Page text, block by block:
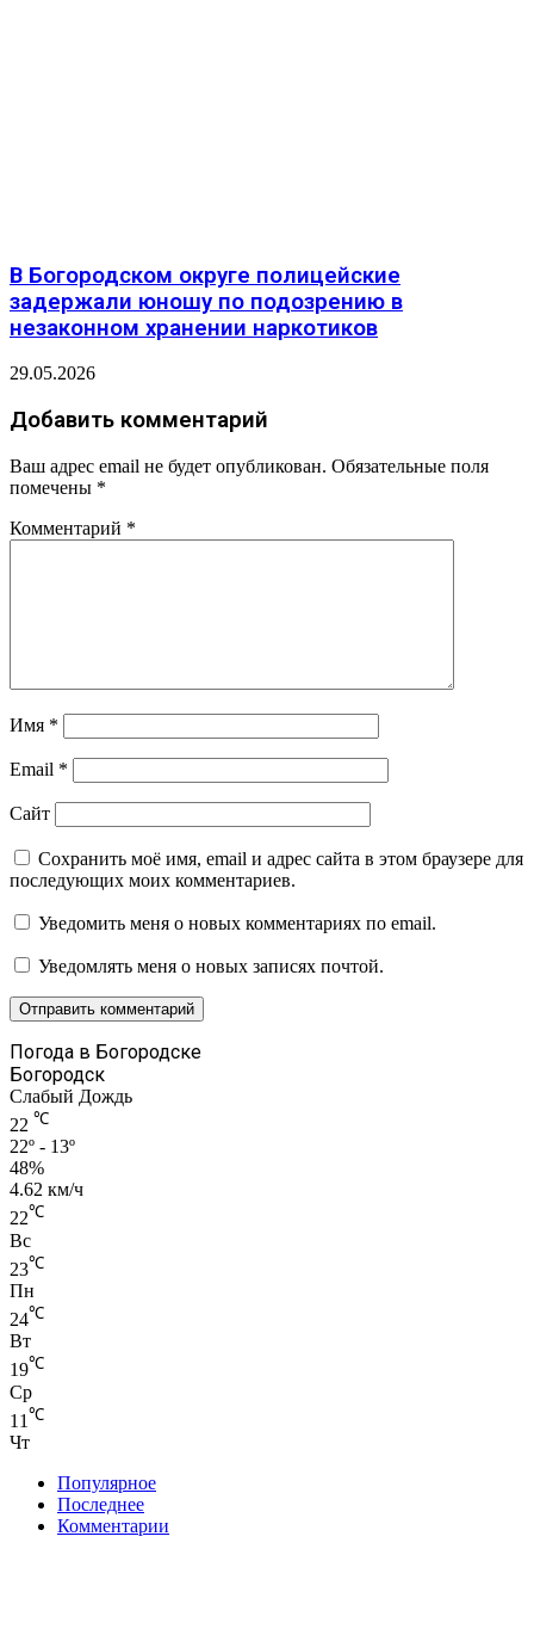
В Богородском округе полицейские
задержали юношу по подозрению в
незаконном хранении наркотиков
29.05.2026
Добавить комментарий
Ваш адрес email не будет опубликован. Обязательные поля
помечены *
Комментарий *
Имя *
Email *
Сайт
Сохранить моё имя, email и адрес сайта в этом браузере для
последующих моих комментариев.
Уведомить меня о новых комментариях по email.
Уведомлять меня о новых записях почтой.
Погода в Богородске
Богородск
Слабый Дождь
22 ℃
22º - 13º
48%
4.62 км/ч
22℃
Вс
23℃
Пн
24℃
Вт
19℃
Ср
11 ℃
Чт
Популярное
Последнее
Комментарии